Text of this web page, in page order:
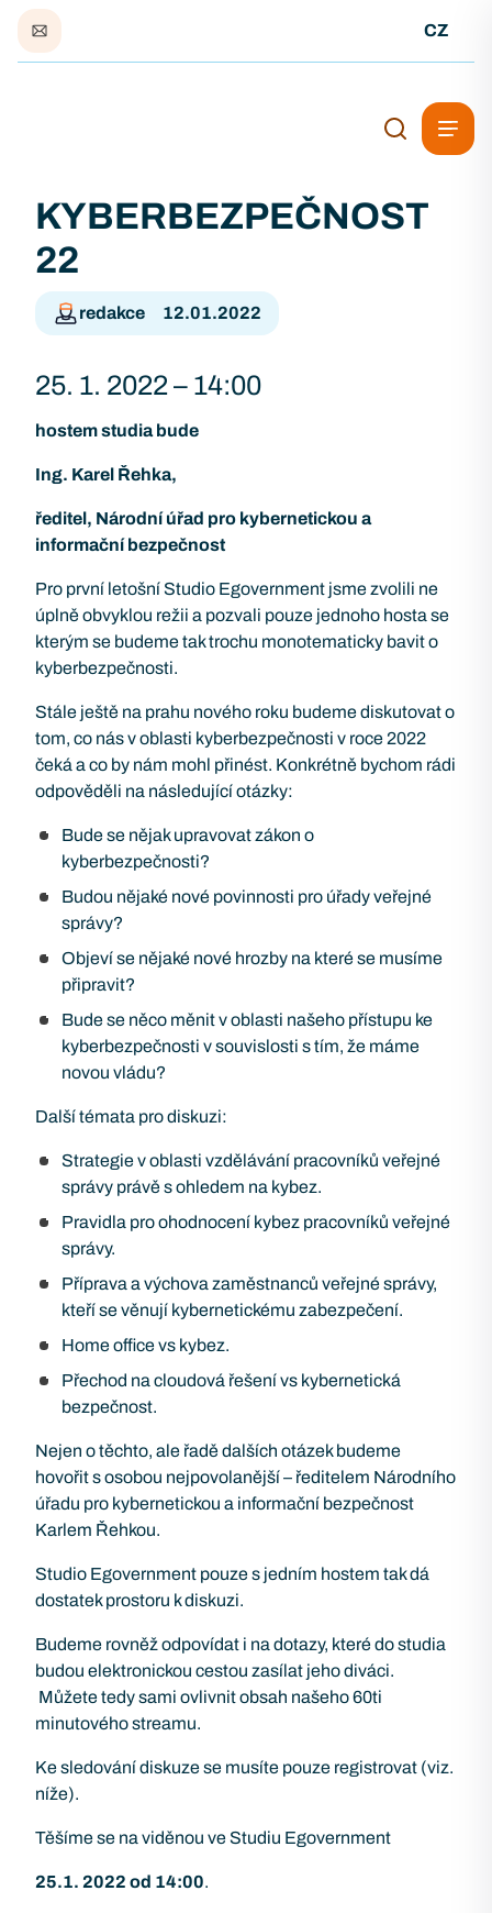
CZ
KYBERBEZPEČNOST
22
redakce 12.01.2022
25. 1. 2022 – 14:00
hostem studia bude
Ing. Karel Řehka,
ředitel, Národní úřad pro kybernetickou a
informační bezpečnost
Pro první letošní Studio Egovernment jsme zvolili ne
úplně obvyklou režii a pozvali pouze jednoho hosta se
kterým se budeme tak trochu monotematicky bavit o
kyberbezpečnosti.
Stále ještě na prahu nového roku budeme diskutovat o
tom, co nás v oblasti kyberbezpečnosti v roce 2022
čeká a co by nám mohl přinést. Konkrétně bychom rádi
odpověděli na následující otázky:
Bude se nějak upravovat zákon o
kyberbezpečnosti?
Budou nějaké nové povinnosti pro úřady veřejné
správy?
Objeví se nějaké nové hrozby na které se musíme
připravit?
Bude se něco měnit v oblasti našeho přístupu ke
kyberbezpečnosti v souvislosti s tím, že máme
novou vládu?
Další témata pro diskuzi:
Strategie v oblasti vzdělávání pracovníků veřejné
správy právě s ohledem na kybez.
Pravidla pro ohodnocení kybez pracovníků veřejné
správy.
Příprava a výchova zaměstnanců veřejné správy,
kteří se věnují kybernetickému zabezpečení.
Home office vs kybez.
Přechod na cloudová řešení vs kybernetická
bezpečnost.
Nejen o těchto, ale řadě dalších otázek budeme
hovořit s osobou nejpovolanější – ředitelem Národního
úřadu pro kybernetickou a informační bezpečnost
Karlem Řehkou.
Studio Egovernment pouze s jedním hostem tak dá
dostatek prostoru k diskuzi.
Budeme rovněž odpovídat i na dotazy, které do studia
budou elektronickou cestou zasílat jeho diváci.
Můžete tedy sami ovlivnit obsah našeho 60ti
minutového streamu.
Ke sledování diskuze se musíte pouze registrovat (viz.
níže).
Těšíme se na viděnou ve Studiu Egovernment
25.1. 2022 od 14:00.